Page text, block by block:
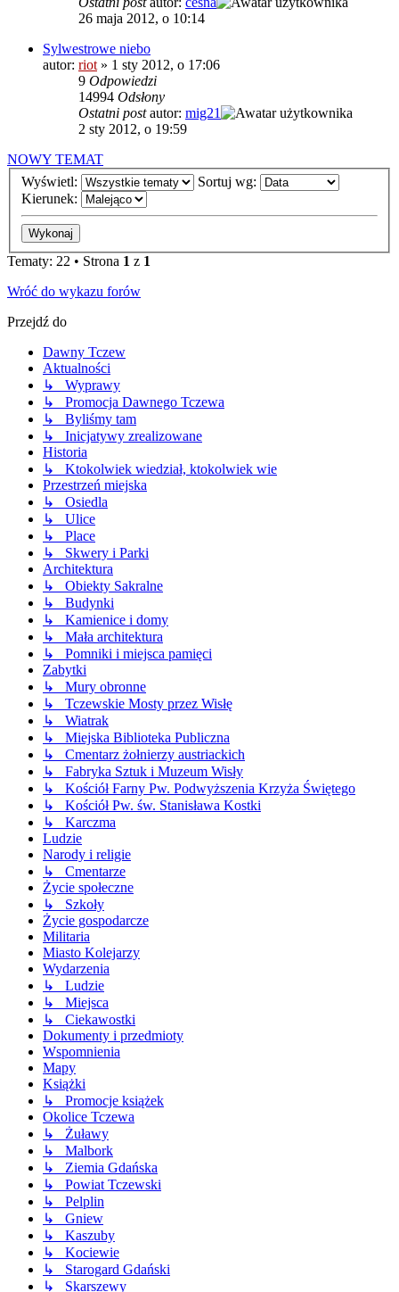
26 maja 2012, o 10:14
Sylwestrowe niebo
autor: riot » 1 sty 2012, o 17:06
9 Odpowiedzi
14994 Odsłony
Ostatni postautor: mig21
2 sty 2012, o 19:59
NOWY TEMAT
Wyświetl:
Sortuj wg:
Kierunek:
Tematy: 22 • Strona 1 z 1
Wróć do wykazu forów
Przejdź do
Dawny Tczew
Aktualności
↳ Wyprawy
↳ Promocja Dawnego Tczewa
↳ Byliśmy tam
↳ Inicjatywy zrealizowane
Historia
↳ Ktokolwiek wiedział, ktokolwiek wie
Przestrzeń miejska
↳ Osiedla
↳ Ulice
↳ Place
↳ Skwery i Parki
Architektura
↳ Obiekty Sakralne
↳ Budynki
↳ Kamienice i domy
↳ Mała architektura
↳ Pomniki i miejsca pamięci
Zabytki
↳ Mury obronne
↳ Tczewskie Mosty przez Wisłę
↳ Wiatrak
↳ Miejska Biblioteka Publiczna
↳ Cmentarz żołnierzy austriackich
↳ Fabryka Sztuk i Muzeum Wisły
↳ Kościół Farny Pw. Podwyższenia Krzyża Świętego
↳ Kościół Pw. św. Stanisława Kostki
↳ Karczma
Ludzie
Narody i religie
↳ Cmentarze
Życie społeczne
↳ Szkoły
Życie gospodarcze
Militaria
Miasto Kolejarzy
Wydarzenia
↳ Ludzie
↳ Miejsca
↳ Ciekawostki
Dokumenty i przedmioty
Wspomnienia
Mapy
Książki
↳ Promocje książek
Okolice Tczewa
↳ Żuławy
↳ Malbork
↳ Ziemia Gdańska
↳ Powiat Tczewski
↳ Pelplin
↳ Gniew
↳ Kaszuby
↳ Kociewie
↳ Starogard Gdański
↳ Skarszewy